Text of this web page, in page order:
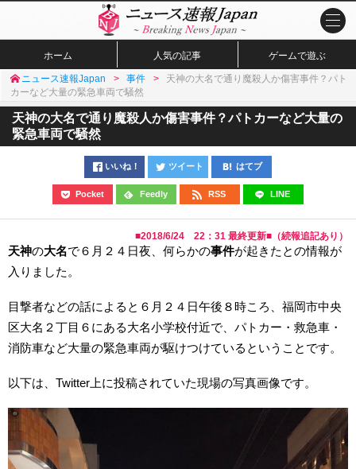
ホーム 人気の記事 ゲームで遊ぶ
ニュース速報Japan 事件
天神の大名で通り魔殺人か傷害事件？パト
カーなど大量の緊急車両で騒然
天神の大名で通り魔殺人か傷害事件？パトカーなど大量の
緊急車両で騒然
いいね！ ツイート はてブ
Pocket Feedly RSS LINE
■2018/6/24 22：31 最終更新■（続報追記あり）
天神の大名で６月２４日夜、何らかの事件が起きたとの情報が
入りました。
目撃者などの話によると６月２４日午後８時ころ、福岡市中央
区大名２丁目６にある大名小学校付近で、パトカー・救急車・
消防車など大量の緊急車両が駆けつけているということです。
以下は、Twitter上に投稿されていた現場の写真画像です。